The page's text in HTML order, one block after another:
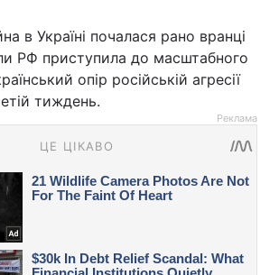
в Україні почалася рано вранці
РФ приступила до масштабного
опір російській агресії
тиждень.
Реклама